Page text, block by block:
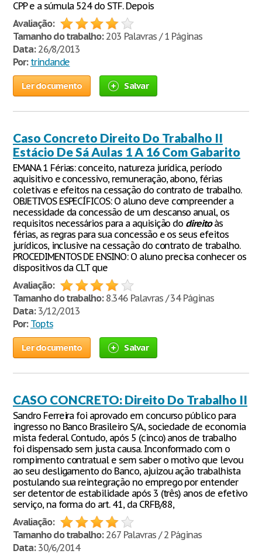
CPP e a súmula 524 do STF. Depois
Avaliação:
Tamanho do trabalho:203 Palavras / 1 Páginas
Data:26/8/2013
Por: trindande
Ler documento Salvar
Caso Concreto Direito Do Trabalho II
Estácio De Sá Aulas 1 A 16 Com Gabarito
EMANA 1 Férias: conceito, natureza jurídica, período
aquisitivo e concessivo, remuneração, abono, férias
coletivas e efeitos na cessação do contrato de trabalho.
OBJETIVOS ESPECÍFICOS: O aluno deve compreender a
necessidade da concessão de um descanso anual, os
requisitos necessários para a aquisição do direitoàs
férias, as regras para sua concessão e os seus efeitos
jurídicos, inclusive na cessação do contrato de trabalho.
PROCEDIMENTOS DE ENSINO: O aluno precisa conhecer os
dispositivos da CLT que
Avaliação:
Tamanho do trabalho:8.346 Palavras / 34 Páginas
Data:3/12/2013
Por: Topts
Ler documento Salvar
CASO CONCRETO: Direito Do Trabalho II
Sandro Ferreira foi aprovado em concurso público para
ingresso no Banco Brasileiro S/A., sociedade de economia
mista federal. Contudo, após 5 (cinco) anos de trabalho
foi dispensado sem justa causa. Inconformado com o
rompimento contratual e sem saber o motivo que levou
ao seu desligamento do Banco, ajuizou ação trabalhista
postulando sua reintegração no emprego por entender
ser detentor de estabilidade após 3 (três) anos de efetivo
serviço, na forma do art. 41, da CRFB/88,
Avaliação:
Tamanho do trabalho:267 Palavras / 2 Páginas
Data:30/6/2014